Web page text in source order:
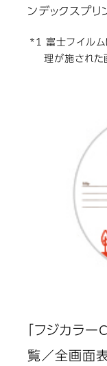
ンデックスプリ
*1 富士フイルム
理が施された
「フジカラ
覧／全画面